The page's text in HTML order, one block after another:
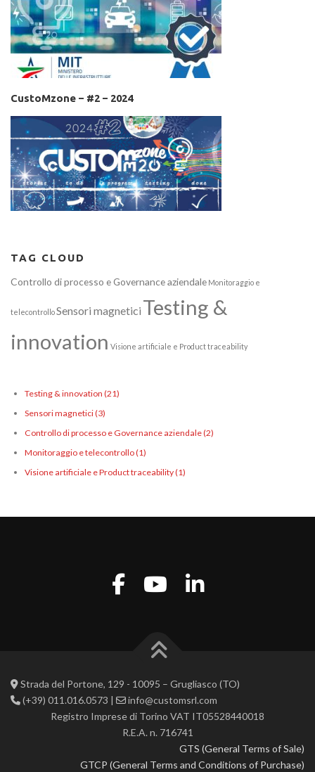
CustoMzone – #2 – 2024
TAG CLOUD
Controllo di processo e Governance aziendale Monitoraggio e
telecontrolloSensori magnetici Testing &
innovation Visione artificiale e Product traceability
Testing & innovation (21)
Sensori magnetici(3)
Controllo di processo e Governance aziendale(2)
Monitoraggio e telecontrollo(1)
Visione artificiale e Product traceability(1)
Strada del Portone, 129 - 10095 – Grugliasco (TO)
(+39) 011.016.0573 |
info@customsrl.com
Registro Imprese di Torino VAT IT05528440018
R.E.A. n. 716741
GTS (General Terms of Sale)
GTCP (General Terms and Conditions of Purchase)